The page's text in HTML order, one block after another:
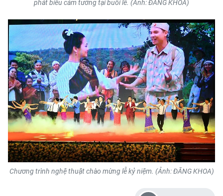
phát biểu cảm tưởng tại buổi lễ. (Ảnh: ĐĂNG KHOA)
Chương trình nghệ thuật chào mừng lễ kỷ niệm. (Ảnh: ĐĂNG KHOA)